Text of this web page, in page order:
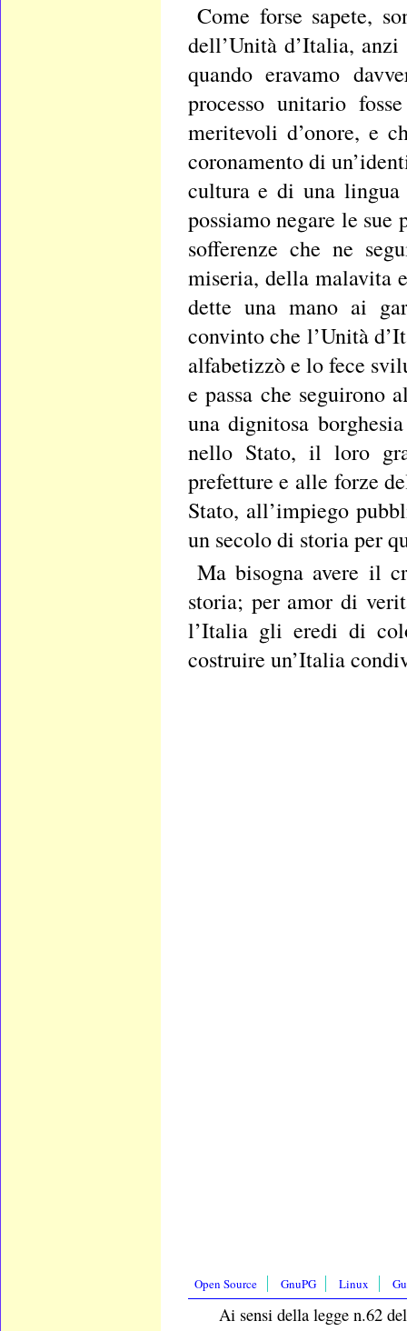
Come forse sapete,
dell’Unità d’Italia,
quando eravamo
processo unitario
meritevoli d’onore, e
coronamento di
cultura e di una lingua
possiamo negare le sue
sofferenze che ne
miseria, della malavita
dette una mano ai
convinto che l’Unità
alfabetizzò e lo fece
e passa che seguirono
una dignitosa
nello Stato, il loro
prefetture e alle forze
Stato, all’impiego
un secolo di storia per
Ma bisogna avere il
storia; per amor di
l’Italia gli eredi di
costruire un’Italia
Open Source GnuPG Linux
Ai sensi della legge n.62